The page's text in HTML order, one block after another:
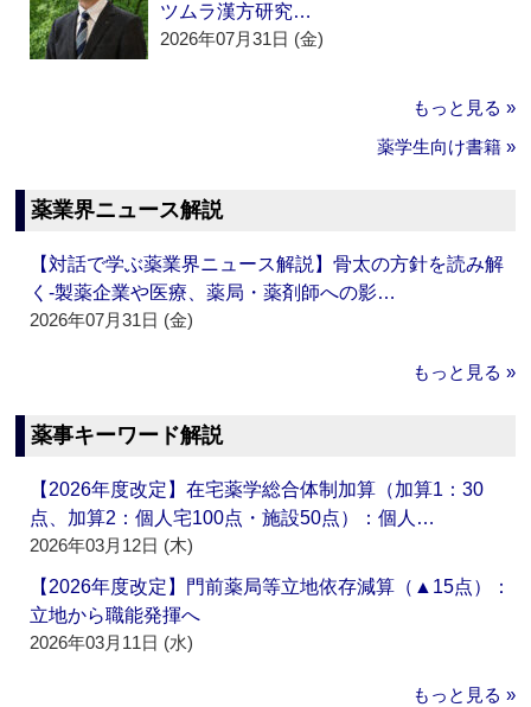
ツムラ漢方研究…
2026年07月31日 (金)
もっと見る »
薬学生向け書籍 »
薬業界ニュース解説
【対話で学ぶ薬業界ニュース解説】骨太の方針を読み解
く‐製薬企業や医療、薬局・薬剤師への影…
2026年07月31日 (金)
もっと見る »
薬事キーワード解説
【2026年度改定】在宅薬学総合体制加算（加算1：30
点、加算2：個人宅100点・施設50点）：個人…
2026年03月12日 (木)
【2026年度改定】門前薬局等立地依存減算（▲15点）：
立地から職能発揮へ
2026年03月11日 (水)
もっと見る »